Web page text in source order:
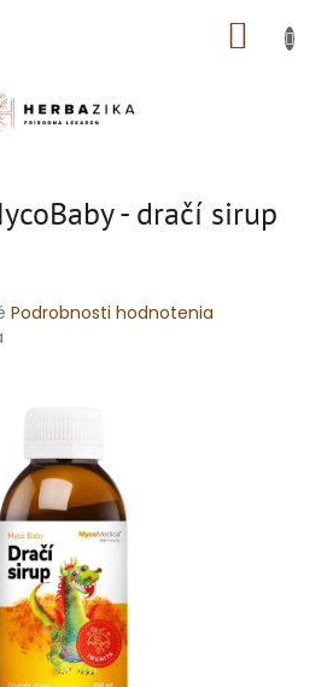
- dračí sirup
Podrobnosti hodnotenia